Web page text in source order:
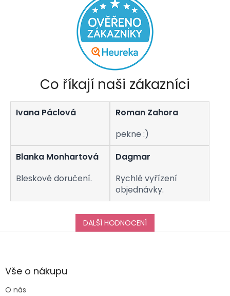
Co říkají naši zákazníci
Ivana Páclová
Roman Zahora
pekne :)
Blanka Monhartová
Bleskové doručení.
Dagmar
Rychlé vyřízení
objednávky.
DALŠÍ HODNOCENÍ
Z
aVše o nákupu
O nás